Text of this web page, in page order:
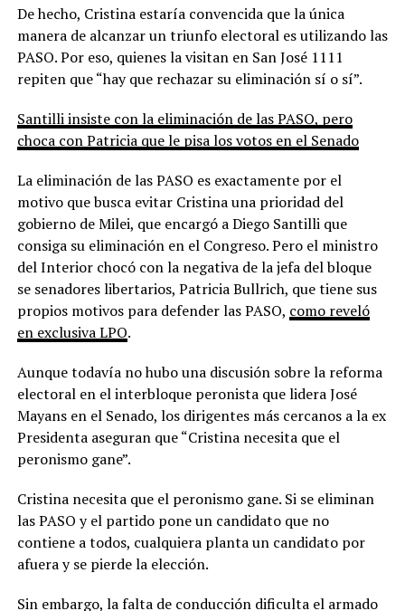
De hecho, Cristina estaría convencida que la única
manera de alcanzar un triunfo electoral es utilizando las
PASO. Por eso, quienes la visitan en San José 1111
repiten que “hay que rechazar su eliminación sí o sí”.
Santilli insiste con la eliminación de las PASO, pero
choca con Patricia que le pisa los votos en el Senado
La eliminación de las PASO es exactamente por el
motivo que busca evitar Cristina una prioridad del
gobierno de Milei, que encargó a Diego Santilli que
consiga su eliminación en el Congreso. Pero el ministro
del Interior chocó con la negativa de la jefa del bloque
se senadores libertarios, Patricia Bullrich, que tiene sus
propios motivos para defender las PASO, como reveló
en exclusiva LPO.
Aunque todavía no hubo una discusión sobre la reforma
electoral en el interbloque peronista que lidera José
Mayans en el Senado, los dirigentes más cercanos a la ex
Presidenta aseguran que “Cristina necesita que el
peronismo gane”.
Cristina necesita que el peronismo gane. Si se eliminan
las PASO y el partido pone un candidato que no
contiene a todos, cualquiera planta un candidato por
afuera y se pierde la elección.
Sin embargo, la falta de conducción dificulta el armado